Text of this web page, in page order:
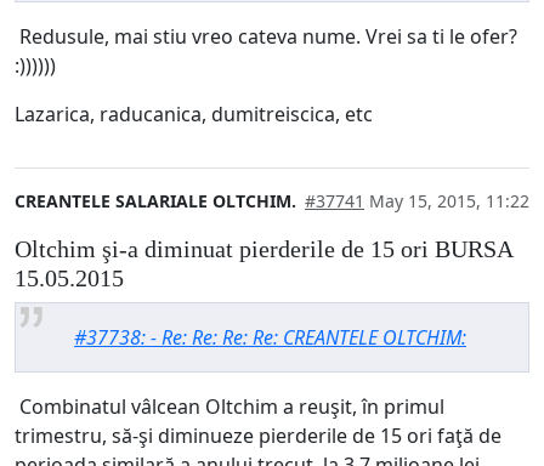
Redusule, mai stiu vreo cateva nume. Vrei sa ti le ofer?
:))))))
Lazarica, raducanica, dumitreiscica, etc
CREANTELE SALARIALE OLTCHIM. #37741 May 15, 2015, 11:22
Oltchim şi-a diminuat pierderile de 15 ori BURSA
15.05.2015
#37738: - Re: Re: Re: Re: CREANTELE OLTCHIM:
Combinatul vâlcean Oltchim a reuşit, în primul
trimestru, să-şi diminueze pierderile de 15 ori faţă de